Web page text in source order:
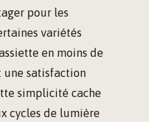
pour les
variétés
en moins de
une satisfaction
simplicité cache
cycles de lumière